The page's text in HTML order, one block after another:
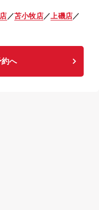
／苫小牧店／ 上磯店／
へ